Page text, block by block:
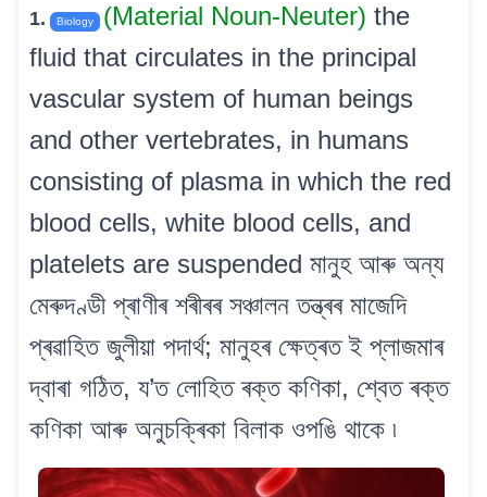
1. Biology (Material Noun-Neuter) the
fluid that circulates in the principal
vascular system of human beings
and other vertebrates, in humans
consisting of plasma in which the red
blood cells, white blood cells, and
platelets are suspended মানুহ আৰু অন্য
মেৰুদণ্ডী প্ৰাণীৰ শৰীৰৰ সঞ্চালন তন্ত্ৰৰ মাজেদি
প্ৰৱাহিত জুলীয়া পদাৰ্থ; মানুহৰ ক্ষেত্ৰত ই প্লাজমাৰ
দ্বাৰা গঠিত, য’ত লোহিত ৰক্ত কণিকা, শ্বেত ৰক্ত
কণিকা আৰু অনুচক্ৰিকা বিলাক ওপঙি থাকে ৷